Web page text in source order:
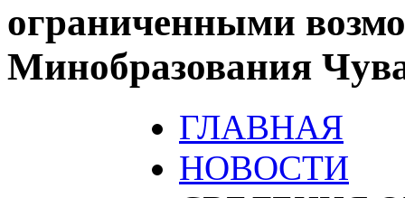
ограниченными
Минобразования
ГЛАВНАЯ
НОВОСТИ